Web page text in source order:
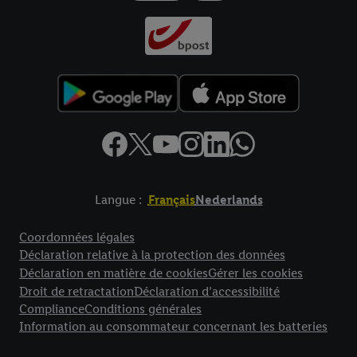
Langue : FrançaisNederlands
Coordonnées légales
Déclaration relative à la protection des données
Déclaration en matière de cookiesGérer les cookies
Droit de retractationDéclaration d’accessibilité
ComplianceConditions générales
Information au consommateur concernant les batteries